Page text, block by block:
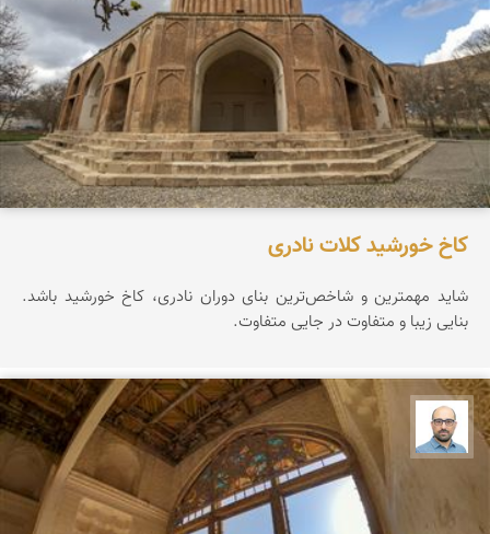
کاخ خورشید کلات نادری
شاید مهمترین و شاخص‌ترین بنای دوران نادری، کاخ خورشید باشد.
بنایی زیبا و متفاوت در جایی متفاوت.
بابک ارجمندی